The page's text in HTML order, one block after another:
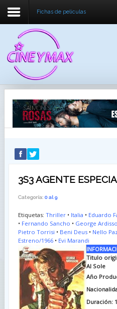
Fichas de peliculas
3S3 AGENTE
Categoría: 0 al 9
Etiquetas: Thriller• Italia • Eduardo
• Fernando Sancho • George
Pietro Torrisi • Beni Deus• Nello
Estreno/1966• Evi Marandi
Titulo
Al Sole
Año
Duración: